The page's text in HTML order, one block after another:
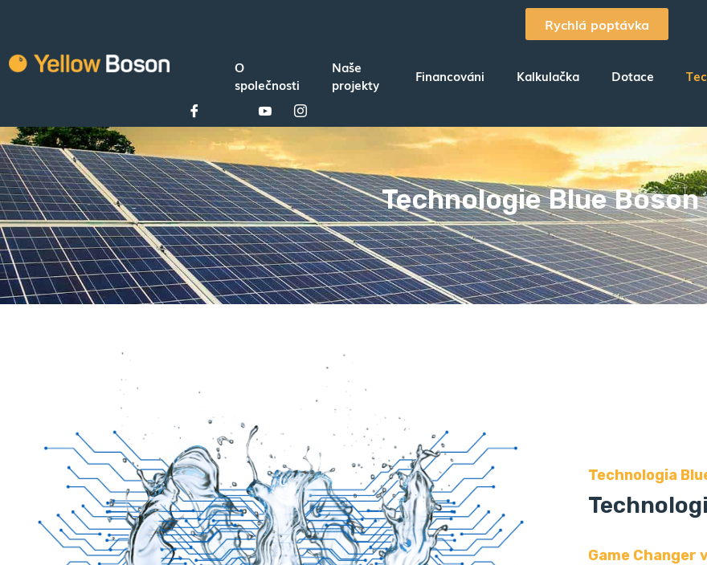
Rychlá poptávka
O
společnosti
Naše
projekty
Financováni Kalkulačka Dotace
Technologie Blue Boson
Technologia
Game Changer